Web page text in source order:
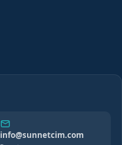
info@sunnetcim.com